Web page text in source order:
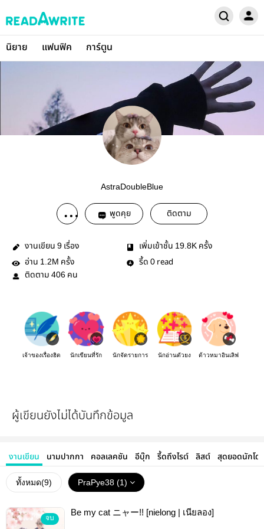
นิยาย แฟนฟิค การ์ตูน
AstraDoubleBlue
พูดคุย ติดตาม
งานเขียน 9 เรื่อง เพิ่มเข้าชั้น 19.8K ครั้ง
อ่าน 1.2M ครั้ง รี้ด 0 read
ติดตาม 406 คน
เจ้าของเรื่องฮิต นักเขียนที่รัก นักจัดรายการ นักอ่านตัวยง ต้าวหมาอินเลิฟ
ผู้เขียนยังไม่ได้บันทึกข้อมูล
งานเขียน นามปากกา คอลเลคชัน อีบุ๊ก รี้ดถึงไรต์ ลิสต์ สุดยอดนักโด
ทั้งหมด(9) PraPye38 (1)
จบ
Be my cat ニャー!! [nielong | เนียลอง]